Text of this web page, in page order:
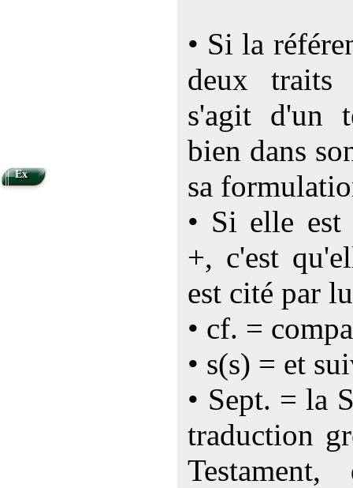
• Si la
deux
s'agit d'un
bien dans
sa
• Si elle est
+, c'est
est cité par
• cf. =
• s(s) = et
• Sept. = la
traduction
Ex